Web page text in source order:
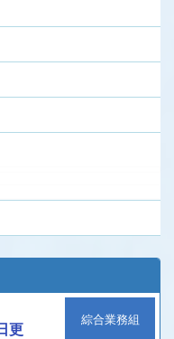
更
綜合業務組